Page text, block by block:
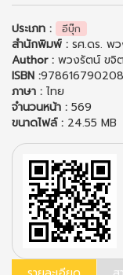
ประเภท : อีบุ๊ก
สำนักพิมพ์ : รศ.ดร. พ
Author : พวงรัตน์ ขจิ
ISBN :
ภาษา : ไทย
จำนวนหน้า : 569
ขนาดไฟล์ : 24.55 MB